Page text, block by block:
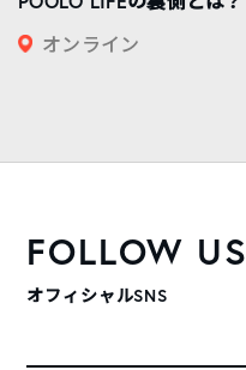
オンライン
FOLLOW US
オフィシャルSNS